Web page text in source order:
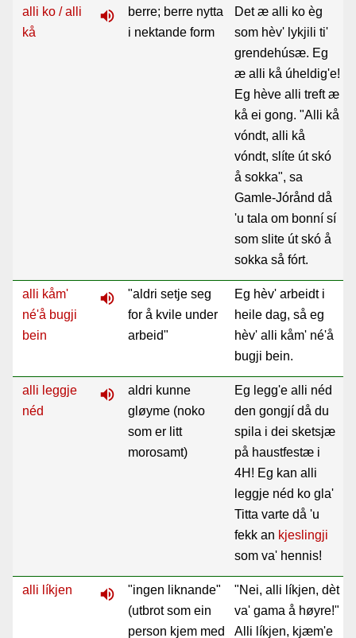
alli ko / alli
kå
volume_up
berre; berre nytta
i nektande form
Det æ alli ko èg
som hèv' lykjili ti'
grendehúsæ. Eg
æ alli kå úheldig'e!
Eg hève alli treft æ
kå ei gong. "Alli kå
vóndt, alli kå
vóndt, slíte út skó
å sokka", sa
Gamle-Jórånd då
'u tala om bonní sí
som slite út skó å
sokka så fórt.
alli kåm'
né'å bugji
bein
volume_up
"aldri setje seg
for å kvile under
arbeid"
Eg hèv' arbeidt i
heile dag, så eg
hèv' alli kåm' né'å
bugji bein.
alli leggje
néd
volume_up
aldri kunne
gløyme (noko
som er litt
morosamt)
Eg legg'e alli néd
den gongjí då du
spila i dei sketsjæ
på haustfestæ i
4H! Eg kan alli
leggje néd ko gla'
Titta varte då 'u
fekk an kjeslingji
som va' hennis!
alli líkjen volume_up
"ingen liknande"
(utbrot som ein
person kjem med
"Nei, alli líkjen, dèt
va' gama å høyre!"
Alli líkjen, kjæm'e